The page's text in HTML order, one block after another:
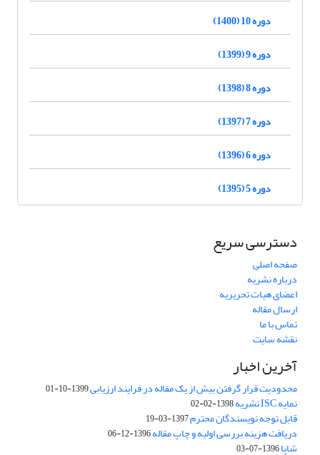
دوره 10 (1400)
دوره 9 (1399)
دوره 8 (1398)
دوره 7 (1397)
دوره 6 (1396)
دوره 5 (1395)
دسترسی سریع
صفحه اصلی
درباره نشریه
اعضای هیات تحریریه
ارسال مقاله
تماس با ما
نقشه سایت
آخرین اخبار
محدودیت قرار گرفتن بیش از یک مقاله در فرایند ارزیابی1399-10-01
نمایه ISC نشریه 1398-02-02
قابل توجه نویسندگان محترم1397-03-19
دریافت هزینه بررسی اولیه و چاپ مقاله1396-12-06
شاپا1396-07-03